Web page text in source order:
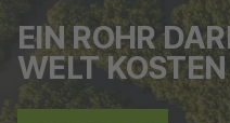
EIN ROHR
WELT KOSTEN